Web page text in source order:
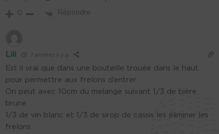
0 Répondre
Lili 7 années il y a
Est il vrai que dans une bouteille trouée dans le haut
pour permettre aux frelons d’entrer
On peut avec 10cm du melange suivant 1/3 de bière
brune
1/3 de vin blanc et 1/3 de sirop de cassis les éliminer les
frelons